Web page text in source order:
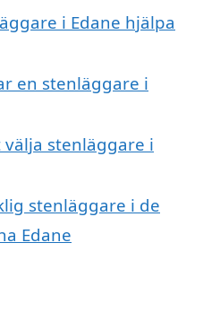
i Edane hjälpa
en stenläggare i
stenläggare i
stenläggare i de
Edane